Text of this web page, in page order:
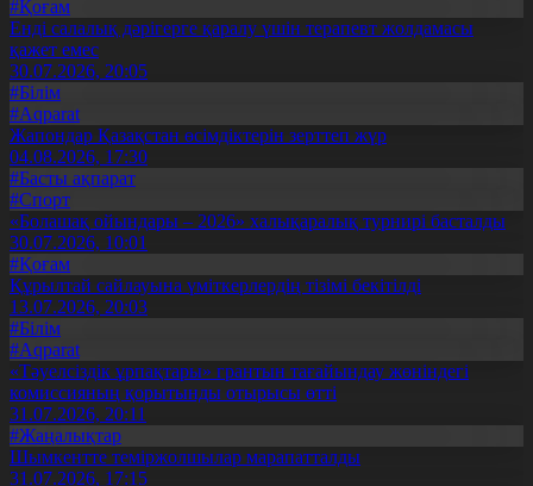
#Қоғам
Енді салалық дәрігерге қаралу үшін терапевт жолдамасы
қажет емес
30.07.2026, 20:05
#Білім
#Aqparat
Жапондар Қазақстан өсімдіктерін зерттеп жүр
04.08.2026, 17:30
#Басты ақпарат
#Спорт
«Болашақ ойындары – 2026» халықаралық турнирі басталды
30.07.2026, 10:01
#Қоғам
Құрылтай сайлауына үміткерлердің тізімі бекітілді
13.07.2026, 20:03
#Білім
#Aqparat
«Тәуелсіздік ұрпақтары» грантын тағайындау жөніндегі
комиссияның қорытынды отырысы өтті
31.07.2026, 20:11
#Жаңалықтар
Шымкентте теміржолшылар марапатталды
31.07.2026, 17:15